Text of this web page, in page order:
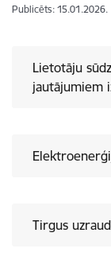
Publicēts: 15.01.2026.
Lietotāju
jautājumiem
Tirgus